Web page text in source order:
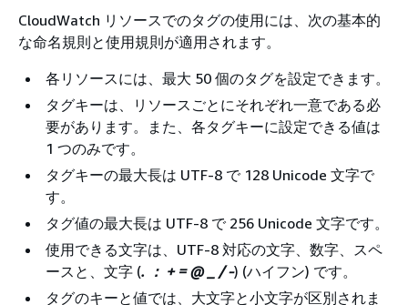
CloudWatch リソースでのタグの使用には、次の基本的
な命名規則と使用規則が適用されます。
各リソースには、最大 50 個のタグを設定できます。
タグキーは、リソースごとにそれぞれ一意である必
要があります。また、各タグキーに設定できる値は
1 つのみです。
タグキーの最大長は UTF-8 で 128 Unicode 文字で
す。
タグ値の最大長は UTF-8 で 256 Unicode 文字です。
使用できる文字は、UTF-8 対応の文字、数字、スペ
ースと、文字 (. ： + = @ _ / -) (ハイフン) です。
タグのキーと値では、大文字と小文字が区別されま